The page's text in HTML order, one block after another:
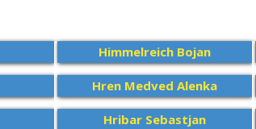
Himmelreich Bojan
Hren Medved Alenka
Hribar Sebastjan